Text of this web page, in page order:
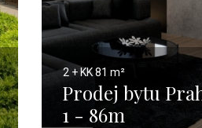
2 + KK81 m²
Prodej bytu
1 - 86m